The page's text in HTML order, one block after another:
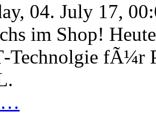
04. July 17,
im Shop!
fÃ¼r
…